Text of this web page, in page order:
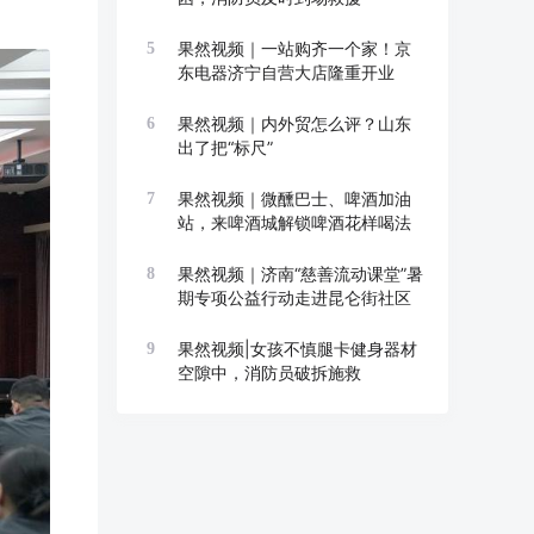
5
果然视频｜一站购齐一个家！京
东电器济宁自营大店隆重开业
6
果然视频｜内外贸怎么评？山东
出了把“标尺”
7
果然视频｜微醺巴士、啤酒加油
站，来啤酒城解锁啤酒花样喝法
8
果然视频｜济南“慈善流动课堂”暑
期专项公益行动走进昆仑街社区
9
果然视频|女孩不慎腿卡健身器材
空隙中，消防员破拆施救